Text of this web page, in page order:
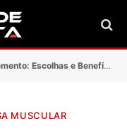
Escolhas e Benefícios
MUSCULAR